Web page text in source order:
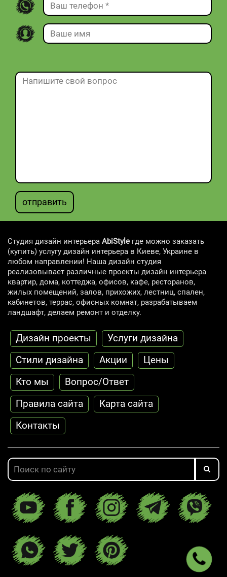
отправить
Студия дизайн интерьера AbiStyle где можно заказать
(купить) услугу дизайн интерьера в Киеве, Украине в
любом направлении! Наша дизайн студия
реализовывает различные проекты дизайн интерьера
квартир, дома, коттеджа, офисов, кафе, ресторанов,
жилых помещений, залов, прихожих, лестниц, спален,
кабинетов, террас, офисных комнат, разрабатываем
ландшафт, делаем ремонт и отделку.
Дизайн проекты
Услуги дизайна
Стили дизайна
Акции
Цены
Кто мы
Вопрос/Ответ
Правила сайта
Карта сайта
Контакты